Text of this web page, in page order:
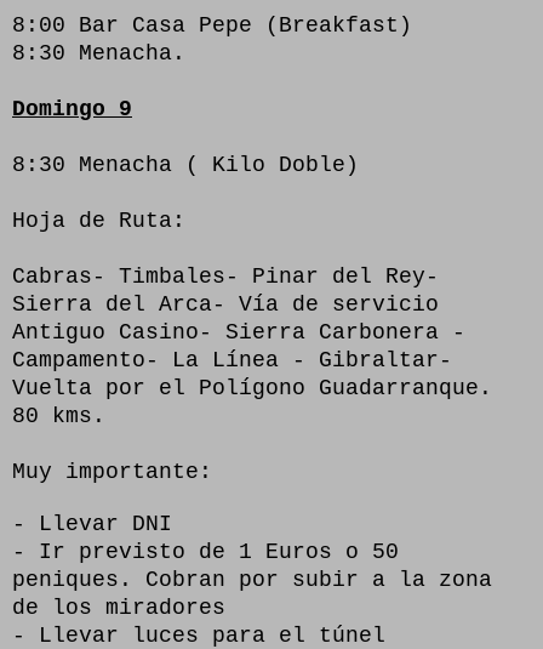
8:00 Bar Casa Pepe (Breakfast)
8:30 Menacha.
Domingo 9
8:30 Menacha ( Kilo Doble)
Hoja de Ruta:
Cabras- Timbales- Pinar del Rey-
Sierra del Arca- Vía de servicio
Antiguo Casino- Sierra Carbonera -
Campamento- La Línea - Gibraltar-
Vuelta por el Polígono Guadarranque.
80 kms.
Muy importante:
- Llevar DNI
- Ir previsto de 1 Euros o 50
peniques. Cobran por subir a la zona
de los miradores
- Llevar luces para el túnel